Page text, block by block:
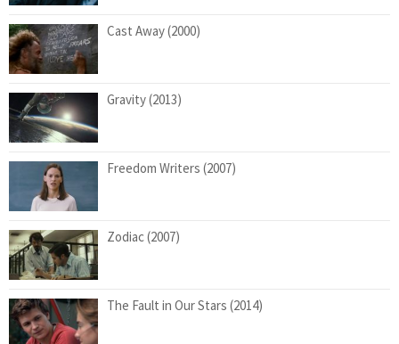
Cast Away (2000)
Gravity (2013)
Freedom Writers (2007)
Zodiac (2007)
The Fault in Our Stars (2014)